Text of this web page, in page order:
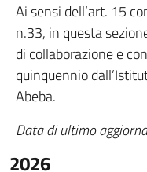
Ai sensi dell’art. 15
n.33, in questa
di collaborazione e
quinquennio
Abeba.
Data di ultimo
2026